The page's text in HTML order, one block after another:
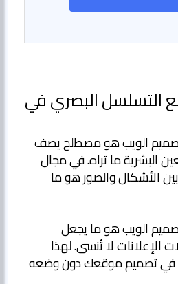
البصري في
الويب هو مصطلح يصف
البشرية ما تراه. في مجال
بين الأشكال والصور هو ما
الويب هو ما يجعل
الإعلانات لا تُنسى. لهذا
في تصميم موقعك دون وضعه